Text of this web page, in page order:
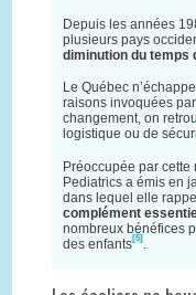
Depuis les années
plusieurs pays
diminution du temps
Le Québec
raisons invoquées
changement, on
logistique ou de
Préoccupée par cette
Pediatrics a émis en
dans lequel elle
complément
nombreux bénéfices
des enfants[5] .